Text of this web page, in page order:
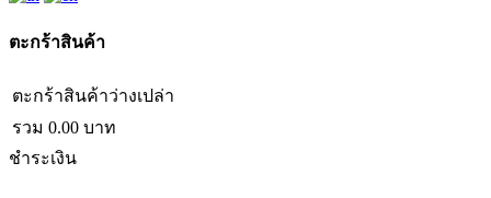
ตะกร้าสินค้า
ตะกร้าสินค้าว่างเปล่า
รวม 0.00 บาท
ชำระเงิน